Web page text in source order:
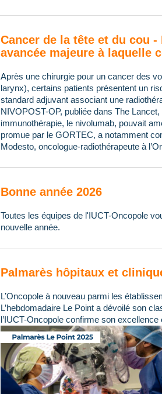
Cancer de la tête et du cou
avancée majeure à laquelle
Après une chirurgie pour un cancer des
larynx), certains patients présentent un
standard adjuvant associant une
NIVOPOST-OP, publiée dans The Lancet,
immunothérapie, le nivolumab, pouvait
promue par le GORTEC, a notamment
Modesto, oncologue-radiothérapeute à
Bonne année 2026
Toutes les équipes de l'IUCT-Oncopole
nouvelle année.
Palmarès hôpitaux et
L’Oncopole à nouveau parmi les
L’hebdomadaire Le Point a dévoilé son
l’IUCT-Oncopole confirme son